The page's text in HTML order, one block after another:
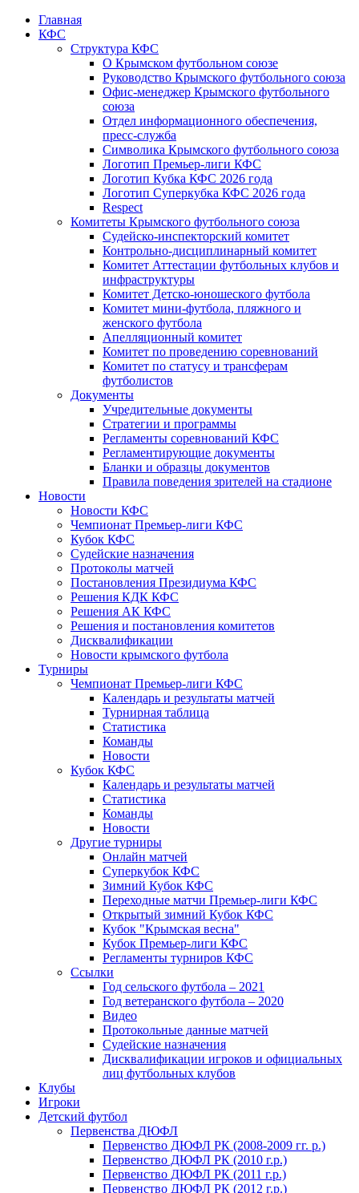
Главная
КФС
Структура КФС
О Крымском футбольном союзе
Руководство Крымского футбольного союза
Офис-менеджер Крымского футбольного
союза
Отдел информационного обеспечения,
пресс-служба
Символика Крымского футбольного союза
Логотип Премьер-лиги КФС
Логотип Кубка КФС 2026 года
Логотип Суперкубка КФС 2026 года
Respect
Комитеты Крымского футбольного союза
Судейско-инспекторский комитет
Контрольно-дисциплинарный комитет
Комитет Аттестации футбольных клубов и
инфраструктуры
Комитет Детско-юношеского футбола
Комитет мини-футбола, пляжного и
женского футбола
Апелляционный комитет
Комитет по проведению соревнований
Комитет по статусу и трансферам
футболистов
Документы
Учредительные документы
Стратегии и программы
Регламенты соревнований КФС
Регламентирующие документы
Бланки и образцы документов
Правила поведения зрителей на стадионе
Новости
Новости КФС
Чемпионат Премьер-лиги КФС
Кубок КФС
Судейские назначения
Протоколы матчей
Постановления Президиума КФС
Решения КДК КФС
Решения АК КФС
Решения и постановления комитетов
Дисквалификации
Новости крымского футбола
Турниры
Чемпионат Премьер-лиги КФС
Календарь и результаты матчей
Турнирная таблица
Статистика
Команды
Новости
Кубок КФС
Календарь и результаты матчей
Статистика
Команды
Новости
Другие турниры
Онлайн матчей
Суперкубок КФС
Зимний Кубок КФС
Переходные матчи Премьер-лиги КФС
Открытый зимний Кубок КФС
Кубок "Крымская весна"
Кубок Премьер-лиги КФС
Регламенты турниров КФС
Ссылки
Год сельского футбола – 2021
Год ветеранского футбола – 2020
Видео
Протокольные данные матчей
Судейские назначения
Дисквалификации игроков и официальных
лиц футбольных клубов
Клубы
Игроки
Детский футбол
Первенства ДЮФЛ
Первенство ДЮФЛ РК (2008-2009 гг. р.)
Первенство ДЮФЛ РК (2010 г.р.)
Первенство ДЮФЛ РК (2011 г.р.)
Первенство ДЮФЛ РК (2012 г.р.)